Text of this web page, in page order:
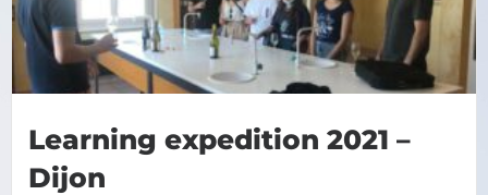
Learning expedition 2021 –
Dijon